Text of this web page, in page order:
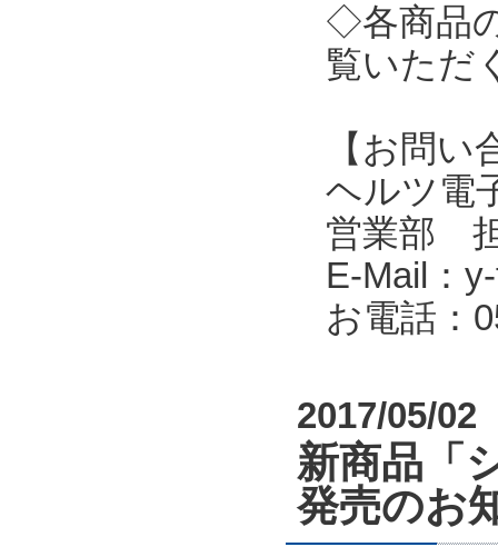
◇各商品
覧いただ
【お問い
ヘルツ電
営業部
E-Mail：
お電話：
2017/05/02
新商品「
発売のお